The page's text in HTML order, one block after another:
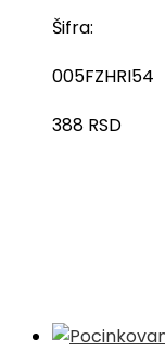
Šifra:
005FZHRI54
388 RSD